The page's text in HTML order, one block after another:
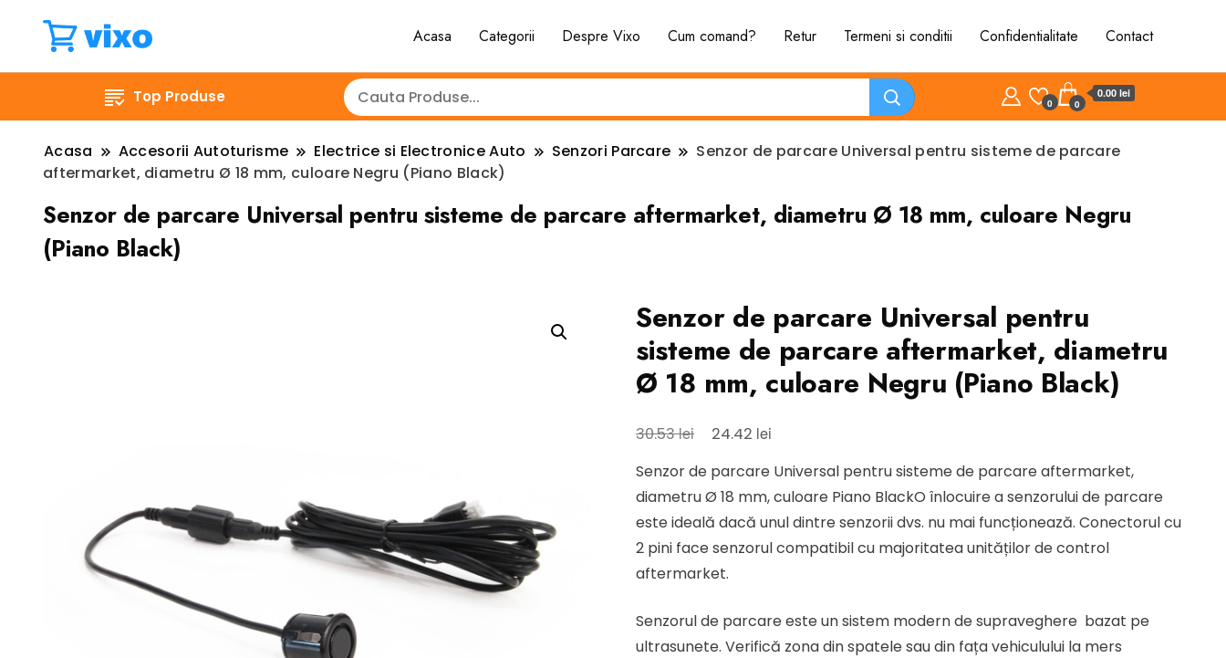
Acasa Categorii Despre Vixo Cum comand? Retur Termeni si conditii Confidentialitate Contact
Top Produse 0 0
0.00 lei
Acasa Accesorii Autoturisme Electrice si Electronice Auto Senzori Parcare
Senzor de parcare Universal pentru sisteme de parcare
aftermarket, diametru Ø 18 mm, culoare Negru (Piano Black)
Senzor de parcare Universal pentru sisteme de parcare aftermarket, diametru Ø 18 mm, culoare Negru
(Piano Black)
Senzor de parcare Universal pentru
sisteme de parcare aftermarket, diametru
Ø 18 mm, culoare Negru (Piano Black)
30.53lei
Prețul
a
fost:
30.53 lei.
24.42 lei
este:
24.42 lei.
Senzor de parcare Universal pentru sisteme de parcare aftermarket,
diametru Ø 18 mm, culoare Piano BlackO înlocuire a senzorului de parcare
este ideală dacă unul dintre senzorii dvs. nu mai funcționează. Conectorul cu
2 pini face senzorul compatibil cu majoritatea unităților de control
aftermarket.
Senzorul de parcare este un sistem modern de supraveghere bazat pe
ultrasunete. Verifică zona din spatele sau din fața vehiculului la mers